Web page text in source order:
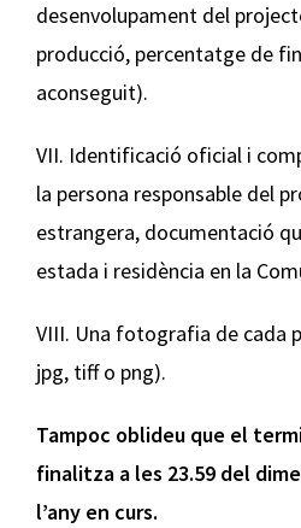
desenvolupament del
producció, percentatge de
aconseguit).
VII. Identificació oficial i
la persona responsable del
estrangera, documentació
estada i residència en la
VIII. Una fotografia de cada
jpg, tiff o png).
Tampoc oblideu que el
finalitza a les 23.59 del
l’any en curs.